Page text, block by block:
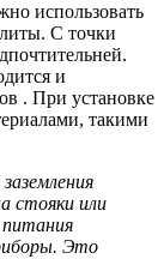
использовать
С точки
и
. При установке
такими
стояки или
Это